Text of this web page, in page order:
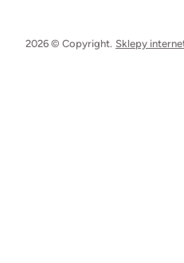
2026 © Copyright. Sklepy